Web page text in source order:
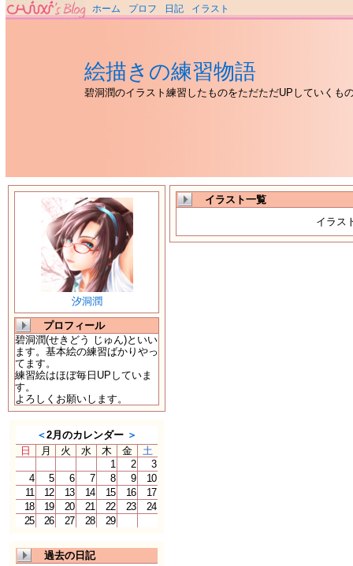
ホーム プロフ 日記 イラスト
絵描きの練習物語
碧洞潤のイラスト練習したものをただただUPしていくも
汐洞潤
プロフィール
碧洞潤(せきどう じゅん)といい
ます。基本絵の練習ばかりやっ
てます。
練習絵はほぼ毎日UPしていま
す。
よろしくお願いします。
＜2月のカレンダー ＞
日
月 火 水 木 金
土
1
2
3
4
5 6 7 8 9
10
11
12 13 14 15 16
17
18
19 20 21 22 23
24
25
26 27 28 29
過去の日記
イラスト一覧
イラス